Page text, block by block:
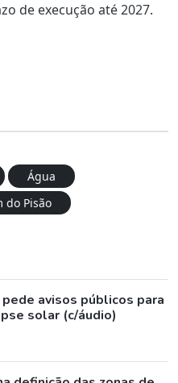
de execução até 2027.
Água
do Pisão
avisos públicos para
solar (c/áudio)